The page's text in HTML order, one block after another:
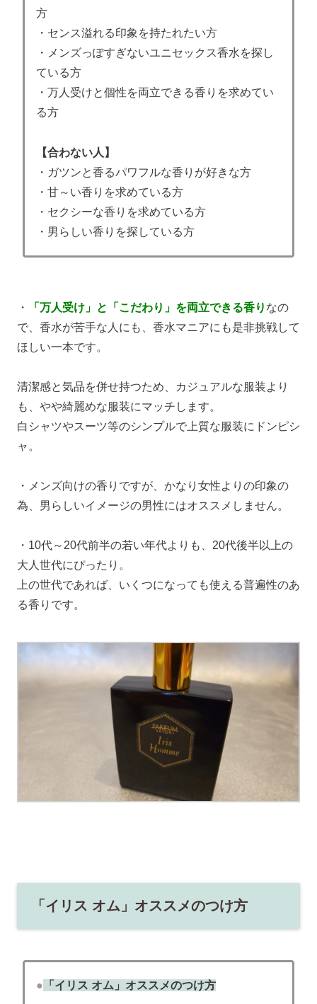
方
・センス溢れる印象を持たれたい方
・メンズっぽすぎないユニセックス香水を探し
ている方
・万人受けと個性を両立できる香りを求めてい
る方
【合わない人】
・ガツンと香るパワフルな香りが好きな方
・甘～い香りを求めている方
・セクシーな香りを求めている方
・男らしい香りを探している方
・ 「万人受け」と「こだわり」を両立できる香り なの
で、香水が苦手な人にも、香水マニアにも是非挑戦して
ほしい一本です。
清潔感と気品を併せ持つため、カジュアルな服装より
も、やや綺麗めな服装にマッチします。
白シャツやスーツ等のシンプルで上質な服装にドンピシ
ャ。
・メンズ向けの香りですが、かなり女性よりの印象の
為、男らしいイメージの男性にはオススメしません。
・10代～20代前半の若い年代よりも、20代後半以上の
大人世代にぴったり。
上の世代であれば、いくつになっても使える普遍性のあ
る香りです。
「イリス オム」オススメのつけ方
● 「イリス オム」オススメのつけ方